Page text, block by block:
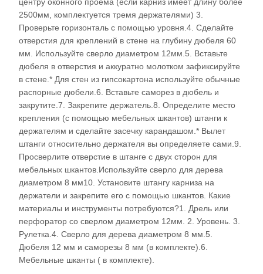
2500мм, комплектуется тремя держателями) 3.
Проверьте горизонталь с помощью уровня.4. Сделайте
отверстия для креплений в стене на глубину дюбеля 60
мм. Используйте сверло диаметром 12мм.5. Вставьте
дюбеля в отверстия и аккуратно молотком зафиксируйте
в стене.* Для стен из гипсокартона используйте обычные
распорные дюбели.6. Вставьте саморез в дюбель и
закрутите.7. Закрепите держатель.8. Определите место
крепления (с помощью мебельных шкантов) штанги к
держателям и сделайте засечку карандашом.* Вылет
штанги относительно держателя вы определяете сами.9.
Просверлите отверстие в штанге с двух сторон для
мебельных шкантов.Используйте сверло для дерева
диаметром 8 мм10. Установите штангу карниза на
держатели и закрепите его с помощью шкантов. Какие
материалы и инструменты потребуются?1. Дрель или
перфоратор со сверлом диаметром 12мм. 2. Уровень. 3.
Рулетка.4. Сверло для дерева диаметром 8 мм.5.
Дюбеля 12 мм и саморезы 8 мм (в комплекте).6.
Мебельные шканты ( в комплекте).